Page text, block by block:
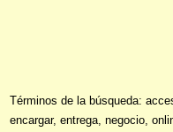
Términos de la búsqueda:
encargar, entrega, negocio,